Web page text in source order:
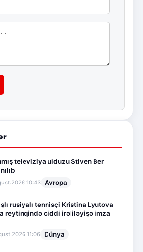
televiziya ulduzu Stiven Ber
10:43 Avropa
rusiyalı tennisçi Kristina Lyutova
reytinqində ciddi irəliləyişə imza
11:06 Dünya